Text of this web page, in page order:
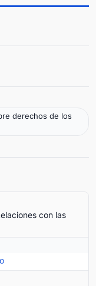
derechos de los
con las